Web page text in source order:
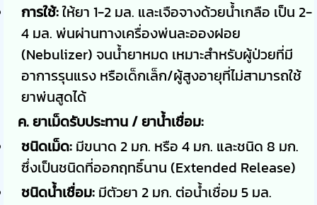
การใช้:ให้ยา 1-2 มล. และเจือจางด้วยน้ำเกลือ เป็น 2-
4 มล. พ่นผ่านทางเครื่องพ่นละอองฝอย
(Nebulizer) จนน้ำยาหมด เหมาะสำหรับผู้ป่วยที่มี
อาการรุนแรง หรือเด็กเล็ก/ผู้สูงอายุที่ไม่สามารถใช้
ยาพ่นสูดได้
ค. ยาเม็ดรับประทาน / ยาน้ำเชื่อม:
ชนิดเม็ด: มีขนาด 2 มก. หรือ 4 มก. และชนิด 8 มก.
ซึ่งเป็นชนิดที่ออกฤทธิ์นาน (Extended Release)
ชนิดน้ำเชื่อม: มีตัวยา 2 มก. ต่อน้ำเชื่อม 5 มล.